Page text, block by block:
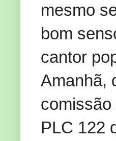
mesmo
bom
cantor
Amanhã,
PLC 122